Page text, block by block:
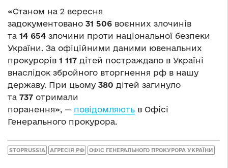
«Станом на 2 вересня
задокументовано 31 506 воєнних злочинів
та 14 654 злочини проти національної безпеки
України. За офіційними даними ювенальних
прокурорів 1 117 дітей постраждало в Україні
внаслідок збройного вторгнення рф в нашу
державу. При цьому 380 дітей загинуло
та 737 отримали
поранення», — повідомляють в Офісі
Генерального прокурора.
STOPRUSSIA АГРЕСІЯ РФ ОФІС ГЕНЕРАЛЬНОГО ПРОКУРОРА УКРАЇНИ